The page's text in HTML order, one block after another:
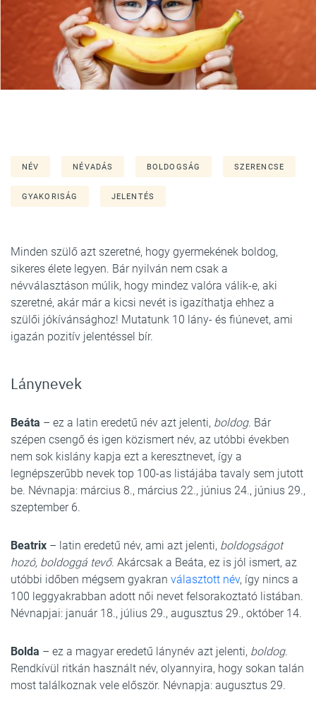
NÉV NÉVADÁS BOLDOGSÁG SZERENCSE
GYAKORISÁG JELENTÉS
Minden szülő azt szeretné, hogy gyermekének boldog,
sikeres élete legyen. Bár nyilván nem csak a
névválasztáson múlik, hogy mindez valóra válik-e, aki
szeretné, akár már a kicsi nevét is igazíthatja ehhez a
szülői jókívánsághoz! Mutatunk 10 lány- és fiúnevet, ami
igazán pozitív jelentéssel bír.
Lánynevek
Beáta – ez a latin eredetű név azt jelenti, boldog. Bár
szépen csengő és igen közismert név, az utóbbi években
nem sok kislány kapja ezt a keresztnevet, így a
legnépszerűbb nevek top 100-as listájába tavaly sem jutott
be. Névnapja: március 8., március 22., június 24., június 29.,
szeptember 6.
Beatrix – latin eredetű név, ami azt jelenti, boldogságot
hozó, boldoggá tevő. Akárcsak a Beáta, ez is jól ismert, az
utóbbi időben mégsem gyakran választott név, így nincs a
100 leggyakrabban adott női nevet felsorakoztató listában.
Névnapjai: január 18., július 29., augusztus 29., október 14.
Bolda – ez a magyar eredetű lánynév azt jelenti, boldog.
Rendkívül ritkán használt név, olyannyira, hogy sokan talán
most találkoznak vele először. Névnapja: augusztus 29.